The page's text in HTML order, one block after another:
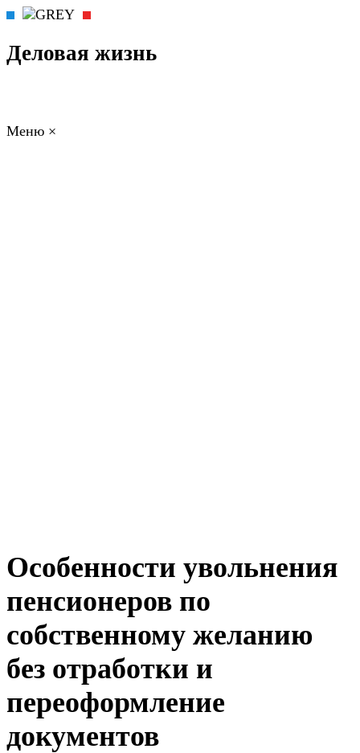
Деловая жизнь
Меню ×
Особенности увольнения
пенсионеров по
собственному желанию
без отработки и
переоформление
документов